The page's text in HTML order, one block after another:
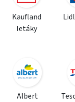
Kaufland
letáky
Albert